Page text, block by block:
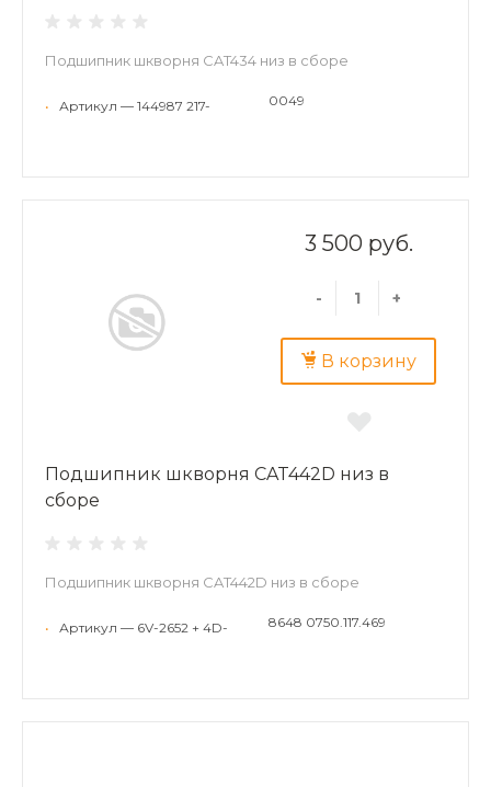
Подшипник шкворня CAT434 низ в сборе
• Артикул — 144987 217- 0049
3 500 руб.
- +
В корзину
Подшипник шкворня CAT442D низ в
сборе
Подшипник шкворня CAT442D низ в сборе
• Артикул — 6V-2652 + 4D- 8648 0750.117.469